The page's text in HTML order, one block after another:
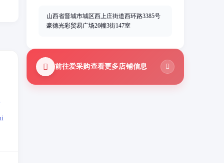
山西省晋城市城区西上庄街道西环路3385号
豪德光彩贸易广场26幢3街147室
前往爱采购查看更多店铺信息